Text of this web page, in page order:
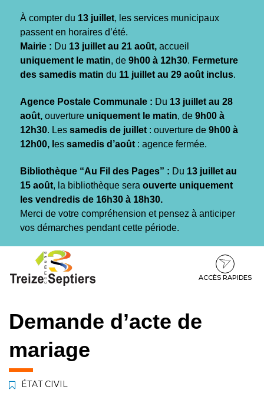
À compter du 13 juillet, les services municipaux
passent en horaires d’été.
Mairie : Du 13 juillet au 21 août, accueil
uniquement le matin, de 9h00 à 12h30. Fermeture
des samedis matin du 11 juillet au 29 août inclus.
Agence Postale Communale : Du 13 juillet au 28
août, ouverture uniquement le matin, de 9h00 à
12h30. Les samedis de juillet : ouverture de 9h00 à
12h00, l es samedis d’août : agence fermée.
Bibliothèque “Au Fil des Pages” : Du 13 juillet au
15 août, la bibliothèque sera ouverte uniquement
les vendredis de 16h30 à 18h30.
Merci de votre compréhension et pensez à anticiper
vos démarches pendant cette période.
contenu
pied
ACCÈS RAPIDES
Demande d’acte de
mariage
ÉTAT CIVIL